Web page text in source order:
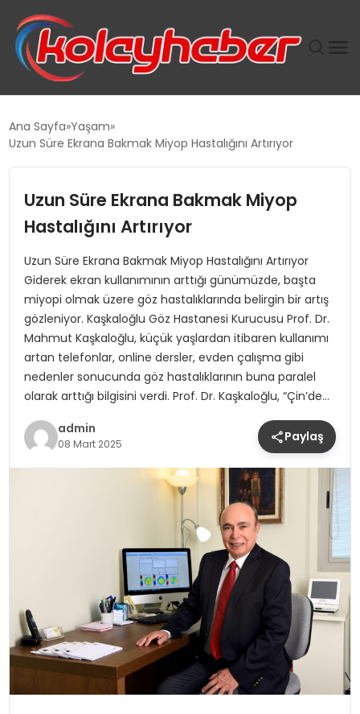
TANYER YAPI ZEMIN MÜHENDISLIĞINDE HEDEF
TOROSLAR’DA PAZAR GERGİNLİĞİ!
Ana Sayfa Yaşam
Uzun Süre Ekrana Bakmak Miyop Hastalığını Artırıyor
Uzun Süre Ekrana Bakmak Miyop
Hastalığını Artırıyor
Uzun Süre Ekrana Bakmak Miyop Hastalığını Artırıyor
Giderek ekran kullanımının arttığı günümüzde, başta
miyopi olmak üzere göz hastalıklarında belirgin bir artış
gözleniyor. Kaşkaloğlu Göz Hastanesi Kurucusu Prof. Dr.
Mahmut Kaşkaloğlu, küçük yaşlardan itibaren kullanımı
artan telefonlar, online dersler, evden çalışma gibi
nedenler sonucunda göz hastalıklarının buna paralel
olarak arttığı bilgisini verdi. Prof. Dr. Kaşkaloğlu, “Çin’de…
admin
08 Mart 2025 Paylaş